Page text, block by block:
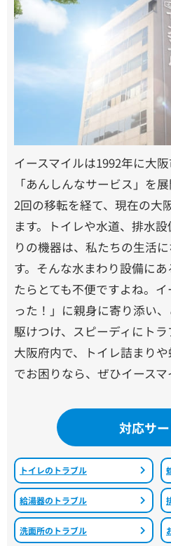
イースマイルは1992年に大
「あんしんなサービス」を
2回の移転を経て、現在の大
ます。トイレや水道、排水
りの機器は、私たちの生活
す。そんな水まわり設備に
たらとても不便ですよね。
った！」に親身に寄り添い
駆けつけ、スピーディにトラ
大阪府内で、トイレ詰まり
でお困りなら、ぜひイースマ
対応サ
トイレのトラブル
給湯器のトラブル
洗面所のトラブル